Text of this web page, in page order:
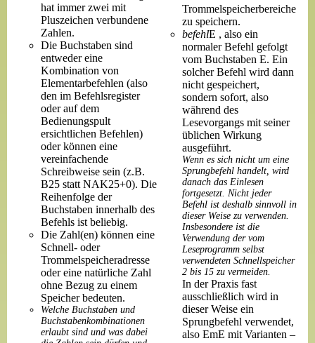
hat immer zwei mit
Pluszeichen verbundene
Zahlen.
Die Buchstaben sind
entweder eine
Kombination von
Elementarbefehlen (also
den im Befehlsregister
oder auf dem
Bedienungspult
ersichtlichen Befehlen)
oder können eine
vereinfachende
Schreibweise sein (z.B.
B25 statt NAK25+0). Die
Reihenfolge der
Buchstaben innerhalb des
Befehls ist beliebig.
Die Zahl(en) können eine
Schnell- oder
Trommelspeicheradresse
oder eine natürliche Zahl
ohne Bezug zu einem
Speicher bedeuten.
Welche Buchstaben und
Buchstabenkombinationen
erlaubt sind und was dabei
Trommelspeicherbereiche
zu speichern.
befehlE , also ein
normaler Befehl gefolgt
vom Buchstaben E. Ein
solcher Befehl wird dann
nicht gespeichert,
sondern sofort, also
während des
Lesevorgangs mit seiner
üblichen Wirkung
ausgeführt.
Wenn es sich nicht um eine
Sprungbefehl handelt, wird
danach das Einlesen
fortgesetzt. Nicht jeder
Befehl ist deshalb sinnvoll in
dieser Weise zu verwenden.
Insbesondere ist die
Verwendung der vom
Leseprogramm selbst
verwendeten Schnellspeicher
2 bis 15 zu vermeiden.
In der Praxis fast
ausschließlich wird in
dieser Weise ein
Sprungbefehl verwendet,
also EmE mit Varianten –